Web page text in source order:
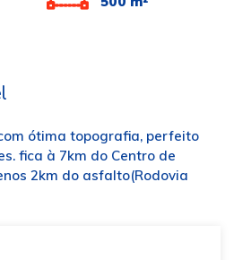
ótima topografia, perfeito
fica à 7km do Centro de
2km do asfalto(Rodovia